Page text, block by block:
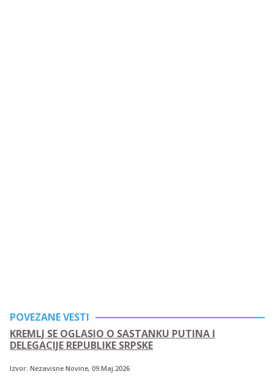
POVEZANE VESTI
KREMLJ SE OGLASIO O SASTANKU PUTINA I
DELEGACIJE REPUBLIKE SRPSKE
Izvor: Nezavisne Novine, 09.Maj.2026